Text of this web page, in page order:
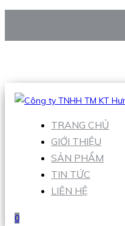
Hotline:0938 906 663
TRANG CHỦ
GIỚI THIỆU
SẢN PHẨM
TIN TỨC
LIÊN HỆ
0